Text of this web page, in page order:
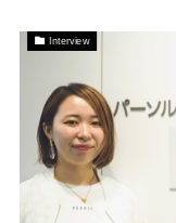
Interview